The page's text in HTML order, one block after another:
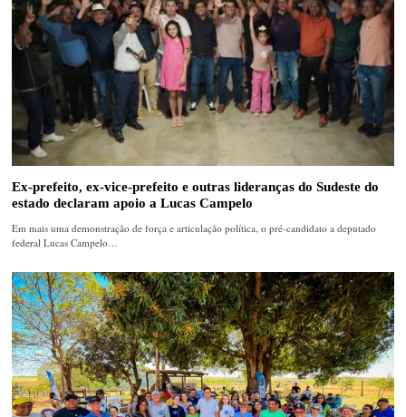
Ex-prefeito, ex-vice-prefeito e outras lideranças do Sudeste do
estado declaram apoio a Lucas Campelo
Em mais uma demonstração de força e articulação política, o pré-candidato a deputado
federal Lucas Campelo…